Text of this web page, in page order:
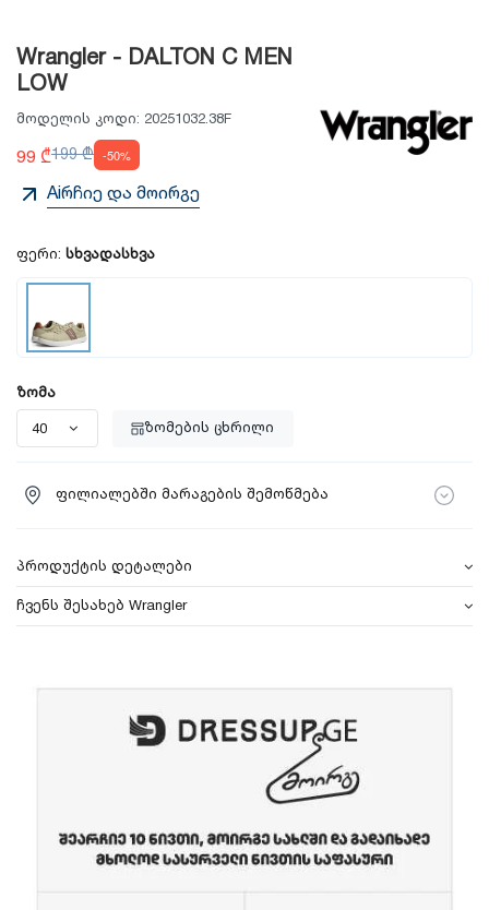
Wrangler - DALTON C MEN
LOW
მოდელის კოდი: 20251032.38F
99 ₾199 ₾ -50%
Aiრჩიე და მოირგე
ფერი: სხვადასხვა
ზომა
ზომების ცხრილი
ფილიალებში მარაგების შემოწმება
პროდუქტის დეტალები
ჩვენს შესახებ Wrangler